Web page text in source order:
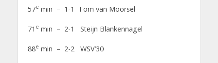
57e min – 1-1 Tom van Moorsel
71 e min – 2-1 Steijn Blankennagel
88e min – 2-2 WSV’30